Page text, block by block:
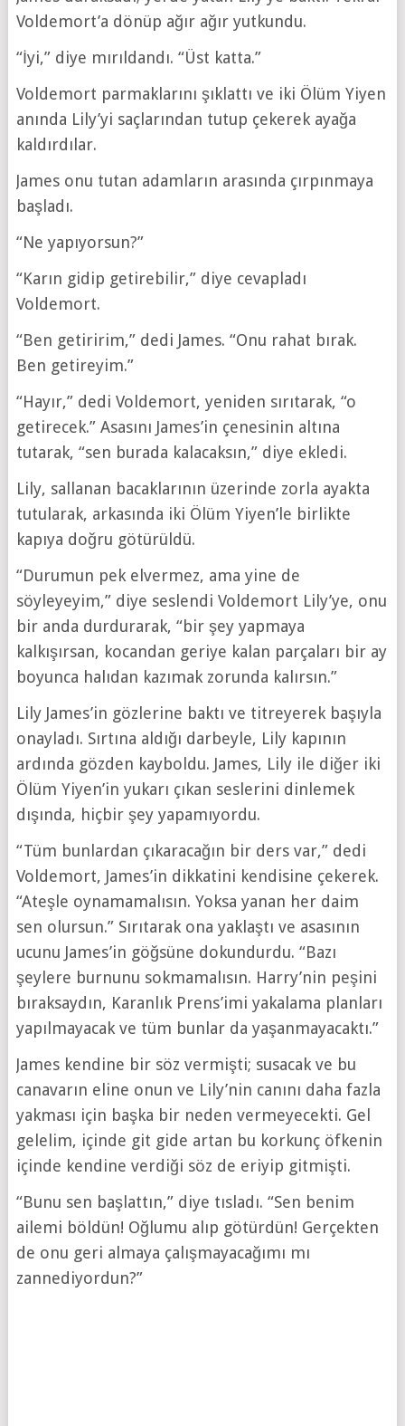
Voldemort’a dönüp ağır ağır yutkundu.
“İyi,” diye mırıldandı. “Üst katta.”
Voldemort parmaklarını şıklattı ve iki Ölüm Yiyen
anında Lily’yi saçlarından tutup çekerek ayağa
kaldırdılar.
James onu tutan adamların arasında çırpınmaya
başladı.
“Ne yapıyorsun?”
“Karın gidip getirebilir,” diye cevapladı
Voldemort.
“Ben getiririm,” dedi James. “Onu rahat bırak.
Ben getireyim.”
“Hayır,” dedi Voldemort, yeniden sırıtarak, “o
getirecek.” Asasını James’in çenesinin altına
tutarak, “sen burada kalacaksın,” diye ekledi.
Lily, sallanan bacaklarının üzerinde zorla ayakta
tutularak, arkasında iki Ölüm Yiyen’le birlikte
kapıya doğru götürüldü.
“Durumun pek elvermez, ama yine de
söyleyeyim,” diye seslendi Voldemort Lily’ye, onu
bir anda durdurarak, “bir şey yapmaya
kalkışırsan, kocandan geriye kalan parçaları bir ay
boyunca halıdan kazımak zorunda kalırsın.”
Lily James’in gözlerine baktı ve titreyerek başıyla
onayladı. Sırtına aldığı darbeyle, Lily kapının
ardında gözden kayboldu. James, Lily ile diğer iki
Ölüm Yiyen’in yukarı çıkan seslerini dinlemek
dışında, hiçbir şey yapamıyordu.
“Tüm bunlardan çıkaracağın bir ders var,” dedi
Voldemort, James’in dikkatini kendisine çekerek.
“Ateşle oynamamalısın. Yoksa yanan her daim
sen olursun.” Sırıtarak ona yaklaştı ve asasının
ucunu James’in göğsüne dokundurdu. “Bazı
şeylere burnunu sokmamalısın. Harry’nin peşini
bıraksaydın, Karanlık Prens’imi yakalama planları
yapılmayacak ve tüm bunlar da yaşanmayacaktı.”
James kendine bir söz vermişti; susacak ve bu
canavarın eline onun ve Lily’nin canını daha fazla
yakması için başka bir neden vermeyecekti. Gel
gelelim, içinde git gide artan bu korkunç öfkenin
içinde kendine verdiği söz de eriyip gitmişti.
“Bunu sen başlattın,” diye tısladı. “Sen benim
ailemi böldün! Oğlumu alıp götürdün! Gerçekten
de onu geri almaya çalışmayacağımı mı
zannediyordun?”